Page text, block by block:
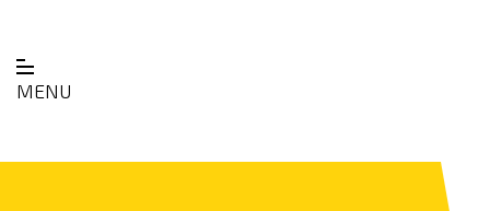
MENU